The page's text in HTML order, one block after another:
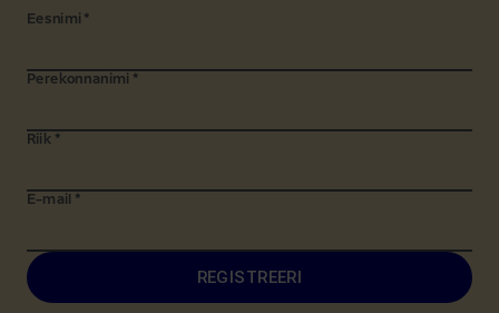
Eesnimi *
Perekonnanimi *
Riik *
E-mail *
REGISTREERI